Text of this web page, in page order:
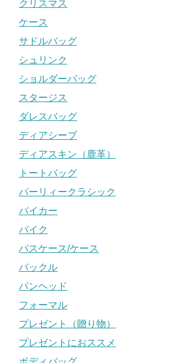
クリスマス
ケース
サドルバッグ
シュリンク
ショルダーバッグ
スタージス
ダレスバッグ
ディアシーブ
ディアスキン（鹿革）
トートバッグ
パーリィークラシック
バイカー
バイク
パスケース/ケース
バックル
パンヘッド
フォーマル
プレゼント（贈り物）
プレゼントにおススメ